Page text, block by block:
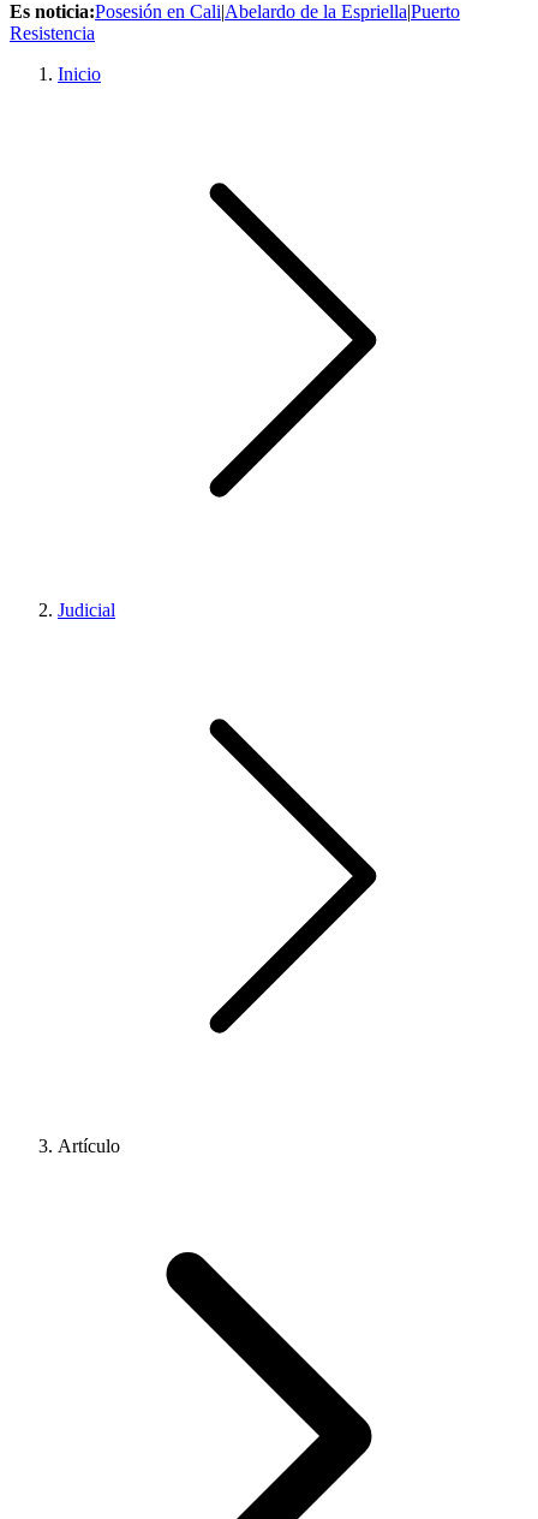
Es noticia:Posesión en Cali|Abelardo de la Espriella|Puerto
Resistencia
Inicio
Judicial
Artículo